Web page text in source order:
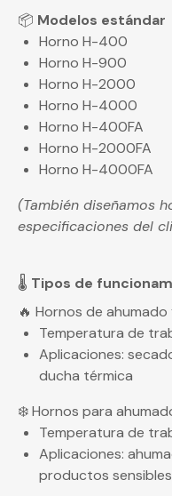
📦 Modelos estándar
Horno H-400
Horno H-900
Horno H-2000
Horno H-4000
Horno H-400FA
Horno H-2000FA
Horno H-4000FA
(También diseñamos
especificaciones del
🌡️ Tipos de
🔥 Hornos de
Temperatura de
Aplicaciones:
ducha térmica
❄️ Hornos para
Temperatura de
Aplicaciones:
productos sensibles